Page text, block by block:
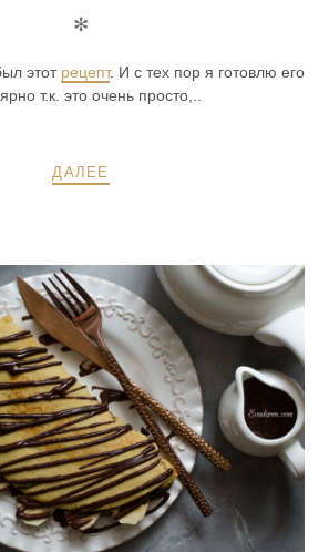
✻
этот рецепт. И с тех пор я готовлю его
т.к. это очень просто,..
ДАЛЕЕ